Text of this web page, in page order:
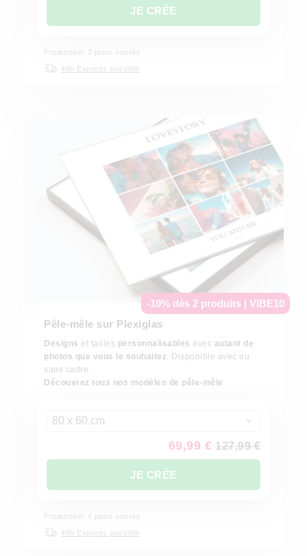
JE CRÉE
Production: 3 jours ouvrés
48h Express possible
-10% dès 2 produits | VIBE10
Pêle-mêle sur Plexiglas
Designs et tailles personnalisables avec autant de
photos que vous le souhaitez. Disponible avec ou
sans cadre.
Découvrez tous nos modèles de pêle-mêle
80 x 60 cm
69,99 € 127,99 €
JE CRÉE
Production: 4 jours ouvrés
48h Express possible